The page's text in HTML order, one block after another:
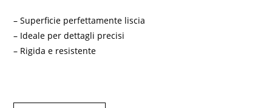
– Superficie perfettamente liscia
– Ideale per dettagli precisi
– Rigida e resistente